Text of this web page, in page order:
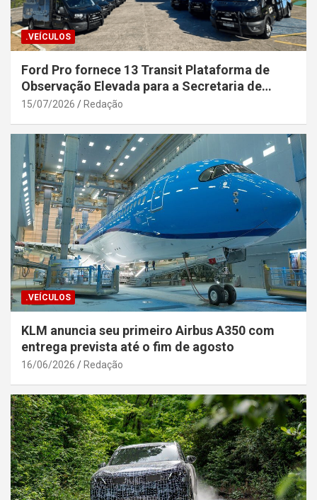
.VEÍCULOS
Ford Pro fornece 13 Transit Plataforma de
Observação Elevada para a Secretaria de
Segurança Pública da Bahia
15/07/2026 Redação
.VEÍCULOS
KLM anuncia seu primeiro Airbus A350 com
entrega prevista até o fim de agosto
16/06/2026 Redação